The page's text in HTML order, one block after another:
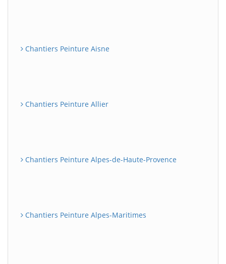
Chantiers Peinture Aisne
Chantiers Peinture Allier
Chantiers Peinture Alpes-de-Haute-Provence
Chantiers Peinture Alpes-Maritimes